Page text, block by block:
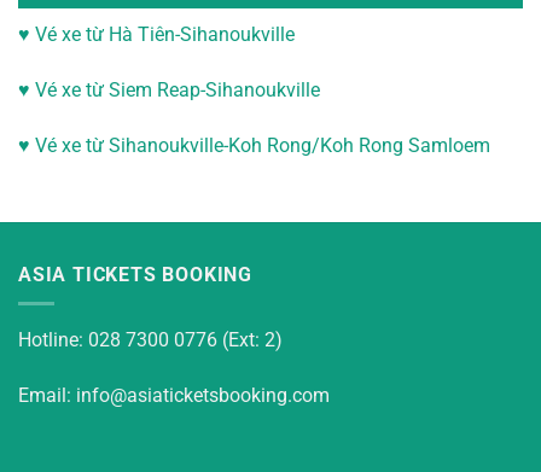
♥ Vé xe từ Hà Tiên-Sihanoukville
♥ Vé xe từ Siem Reap-Sihanoukville
♥ Vé xe từ Sihanoukville-Koh Rong/Koh Rong Samloem
ASIA TICKETS BOOKING
Hotline: 028 7300 0776 (Ext: 2)
Email: info@asiaticketsbooking.com